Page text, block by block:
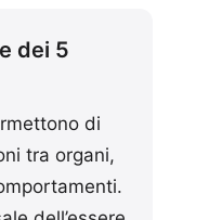
dei 5
di
tra organi,